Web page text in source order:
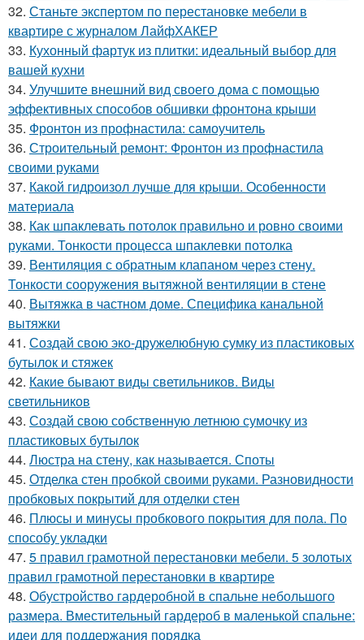
32. Станьте экспертом по перестановке мебели в
квартире с журналом ЛайфХАКЕР
33. Кухонный фартук из плитки: идеальный выбор для
вашей кухни
34. Улучшите внешний вид своего дома с помощью
эффективных способов обшивки фронтона крыши
35. Фронтон из профнастила: самоучитель
36. Строительный ремонт: Фронтон из профнастила
своими руками
37. Какой гидроизол лучше для крыши. Особенности
материала
38. Как шпаклевать потолок правильно и ровно своими
руками. Тонкости процесса шпаклевки потолка
39. Вентиляция с обратным клапаном через стену.
Тонкости сооружения вытяжной вентиляции в стене
40. Вытяжка в частном доме. Специфика канальной
вытяжки
41. Создай свою эко-дружелюбную сумку из пластиковых
бутылок и стяжек
42. Какие бывают виды светильников. Виды
светильников
43. Создай свою собственную летнюю сумочку из
пластиковых бутылок
44. Люстра на стену, как называется. Споты
45. Отделка стен пробкой своими руками. Разновидности
пробковых покрытий для отделки стен
46. Плюсы и минусы пробкового покрытия для пола. По
способу укладки
47. 5 правил грамотной перестановки мебели. 5 золотых
правил грамотной перестановки в квартире
48. Обустройство гардеробной в спальне небольшого
размера. Вместительный гардероб в маленькой спальне:
идеи для поддержания порядка